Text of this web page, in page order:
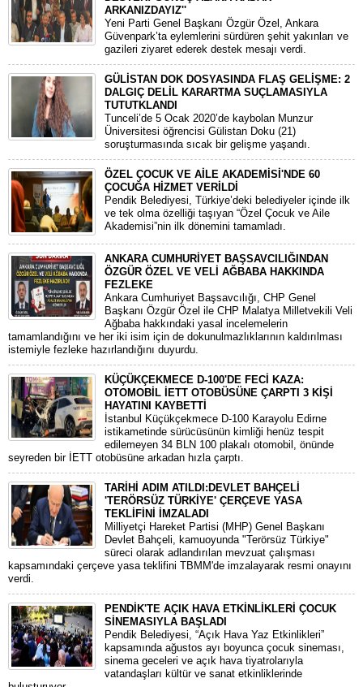
ARKANIZDAYIZ''
​Yeni Parti Genel Başkanı Özgür Özel, Ankara
Güvenpark’ta eylemlerini sürdüren şehit yakınları ve
gazileri ziyaret ederek destek mesajı verdi.
GÜLİSTAN DOK DOSYASINDA FLAŞ GELİŞME: 2
DALGIÇ DELİL KARARTMA SUÇLAMASIYLA
TUTUTKLANDI
​Tunceli’de 5 Ocak 2020’de kaybolan Munzur
Üniversitesi öğrencisi Gülistan Doku (21)
soruşturmasında sıcak bir gelişme yaşandı.
ÖZEL ÇOCUK VE AİLE AKADEMİSİ'NDE 60
ÇOCUĞA HİZMET VERİLDİ
Pendik Belediyesi, Türkiye’deki belediyeler içinde ilk
ve tek olma özelliği taşıyan “Özel Çocuk ve Aile
Akademisi”nin ilk dönemini tamamladı.
ANKARA CUMHURİYET BAŞSAVCILIĞINDAN
ÖZGÜR ÖZEL VE VELİ AĞBABA HAKKINDA
FEZLEKE
​Ankara Cumhuriyet Başsavcılığı, CHP Genel
Başkanı Özgür Özel ile CHP Malatya Milletvekili Veli
Ağbaba hakkındaki yasal incelemelerin
tamamlandığını ve her iki isim için de dokunulmazlıklarının kaldırılması
istemiyle fezleke hazırlandığını duyurdu.
KÜÇÜKÇEKMECE D-100'DE FECİ KAZA:
OTOMOBİL İETT OTOBÜSÜNE ÇARPTI 3 KİŞİ
HAYATINI KAYBETTİ
​İstanbul Küçükçekmece D-100 Karayolu Edirne
istikametinde sürücüsünün kimliği henüz tespit
edilemeyen 34 BLN 100 plakalı otomobil, önünde
seyreden bir İETT otobüsüne arkadan hızla çarptı.
TARİHİ ADIM ATILDI:DEVLET BAHÇELİ
'TERÖRSÜZ TÜRKİYE' ÇERÇEVE YASA
TEKLİFİNİ İMZALADI
​Milliyetçi Hareket Partisi (MHP) Genel Başkanı
Devlet Bahçeli, kamuoyunda "Terörsüz Türkiye"
süreci olarak adlandırılan mevzuat çalışması
kapsamındaki çerçeve yasa teklifini TBMM'de imzalayarak resmi onayını
verdi.
PENDİK'TE AÇIK HAVA ETKİNLİKLERİ ÇOCUK
SİNEMASIYLA BAŞLADI
Pendik Belediyesi, “Açık Hava Yaz Etkinlikleri”
kapsamında ağustos ayı boyunca çocuk sineması,
sinema geceleri ve açık hava tiyatrolarıyla
vatandaşları kültür ve sanat etkinliklerinde